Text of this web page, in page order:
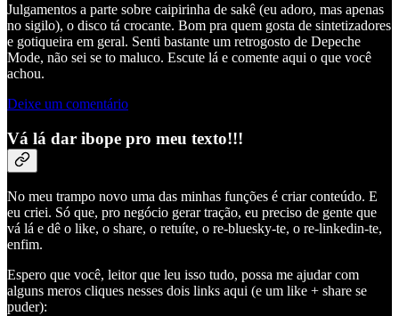
Julgamentos a parte sobre caipirinha de sakê (eu adoro, mas apenas
no sigilo), o disco tá crocante. Bom pra quem gosta de sintetizadores
e gotiqueira em geral. Senti bastante um retrogosto de Depeche
Mode, não sei se to maluco. Escute lá e comente aqui o que você
achou.
Deixe um comentário
Vá lá dar ibope pro meu texto!!!
No meu trampo novo uma das minhas funções é criar conteúdo. E
eu criei. Só que, pro negócio gerar tração, eu preciso de gente que
vá lá e dê o like, o share, o retuíte, o re-bluesky-te, o re-linkedin-te,
enfim.
Espero que você, leitor que leu isso tudo, possa me ajudar com
alguns meros cliques nesses dois links aqui (e um like + share se
puder):